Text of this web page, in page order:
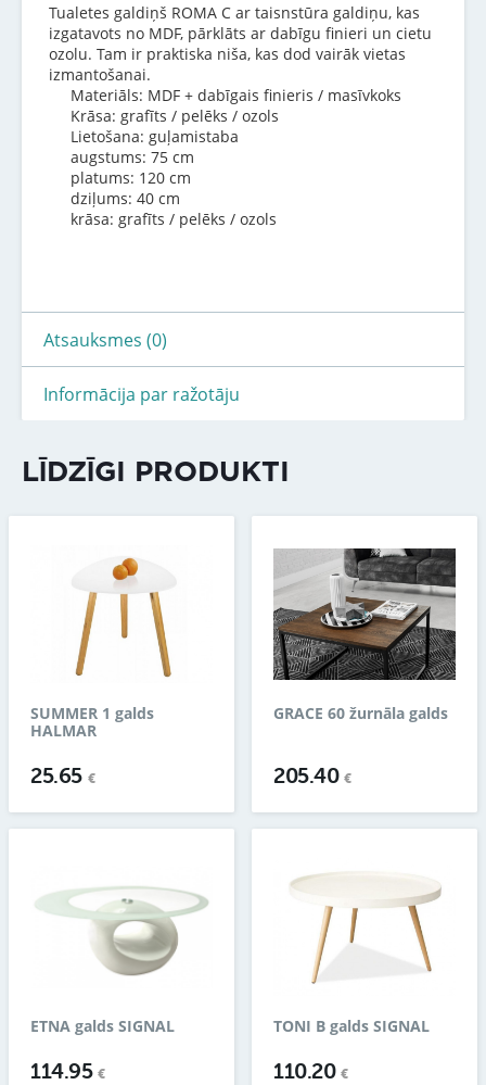
Tualetes galdiņš ROMA C ar taisnstūra galdiņu, kas
izgatavots no MDF, pārklāts ar dabīgu finieri un cietu
ozolu. Tam ir praktiska niša, kas dod vairāk vietas
izmantošanai.
Materiāls: MDF + dabīgais finieris / masīvkoks
Krāsa: grafīts / pelēks / ozols
Lietošana: guļamistaba
augstums: 75 cm
platums: 120 cm
dziļums: 40 cm
krāsa: grafīts / pelēks / ozols
Atsauksmes (0)
Informācija par ražotāju
LĪDZĪGI PRODUKTI
SUMMER 1 galds
HALMAR
25.65 €
GRACE 60 žurnāla galds
205.40€
ETNA galds SIGNAL
114.95€
TONI B galds SIGNAL
110.20€